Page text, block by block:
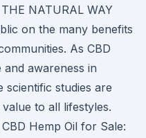
NATURAL WAY
on the many benefits
As CBD
awareness in
scientific studies are
value to all lifestyles.
Hemp Oil for Sale: